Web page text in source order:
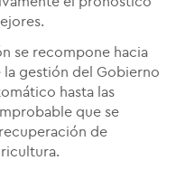
se recompone hacia
la gestión del Gobierno
hasta las
que se
de